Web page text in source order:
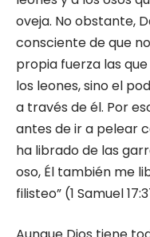
oveja. No obstante,
consciente de que
propia fuerza las
los leones, sino el
a través de él. Por
antes de ir a pelear
ha librado de las
oso, Él también me
filisteo” (1 Samuel